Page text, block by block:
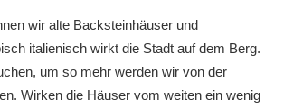
wir alte Backsteinhäuser und
italienisch wirkt die Stadt auf dem Berg.
um so mehr werden wir von der
Wirken die Häuser vom weiten ein wenig